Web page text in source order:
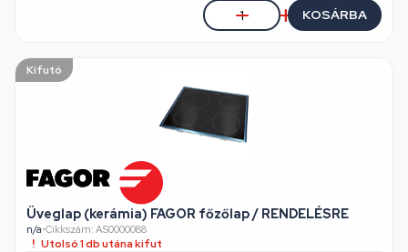
KOSÁRBA
Kifutó
Üveglap (kerámia) FAGOR főzőlap / RENDELÉSRE
n/a•Cikkszám: AS0000088
Utolsó 1 db utána kifut